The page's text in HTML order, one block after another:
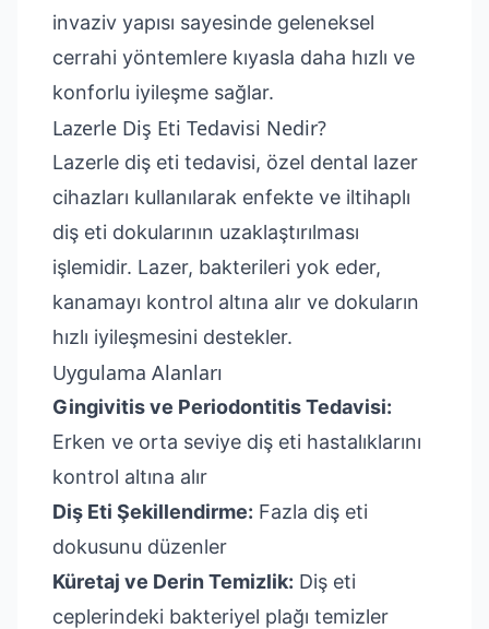
invaziv yapısı sayesinde geleneksel
cerrahi yöntemlere kıyasla daha hızlı ve
konforlu iyileşme sağlar.
Lazerle Diş Eti Tedavisi Nedir?
Lazerle diş eti tedavisi, özel dental lazer
cihazları kullanılarak enfekte ve iltihaplı
diş eti dokularının uzaklaştırılması
işlemidir. Lazer, bakterileri yok eder,
kanamayı kontrol altına alır ve dokuların
hızlı iyileşmesini destekler.
Uygulama Alanları
Gingivitis ve Periodontitis Tedavisi:
Erken ve orta seviye diş eti hastalıklarını
kontrol altına alır
Diş Eti Şekillendirme: Fazla diş eti
dokusunu düzenler
Küretaj ve Derin Temizlik: Diş eti
ceplerindeki bakteriyel plağı temizler